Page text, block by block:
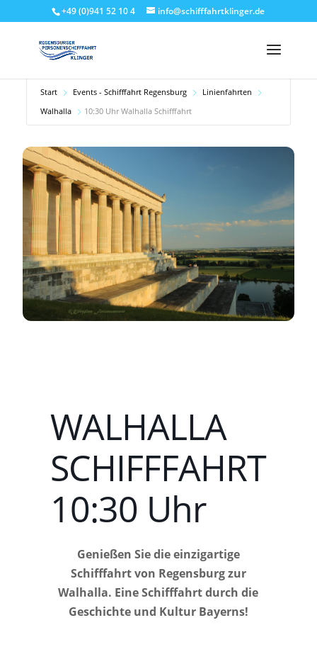
+49 (0)941 52 10 4 info@schifffahrtklinger.de
Start Events - Schifffahrt Regensburg
Linienfahrten
Walhalla
10:30 Uhr Walhalla Schifffahrt
WALHALLA
SCHIFFFAHRT
10:30 Uhr
Genießen Sie die einzigartige
Schifffahrt von Regensburg zur
Walhalla. Eine Schifffahrt durch die
Geschichte und Kultur Bayerns!